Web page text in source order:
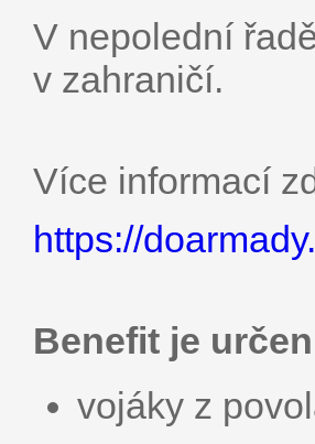
V nepolední
v zahraničí.
Více informací
https://
Benefit je
vojáky z